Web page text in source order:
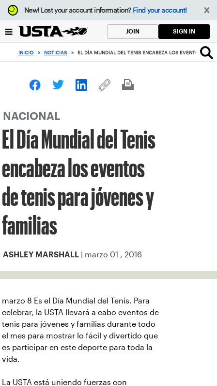
Enfoque
desde
botón
volver
principio
New!Lost your account information? Find your account!
JOIN SIGN IN
INICIO > NOTICIAS > EL DÍA MUNDIAL DEL TENIS ENCABEZA LOS EVENTOS DE
NACIONAL
El Día Mundial del Tenis
encabeza los eventos
de tenis para jóvenes y
familias
ASHLEY MARSHALL | marzo 01 , 2016
marzo 8 Es el Día Mundial del Tenis. Para
celebrar, la USTA llevará a cabo eventos de
tenis para jóvenes y familias durante todo
el mes para mostrar lo fácil y divertido que
es participar en este deporte para toda la
vida.
La USTA está uniendo fuerzas con